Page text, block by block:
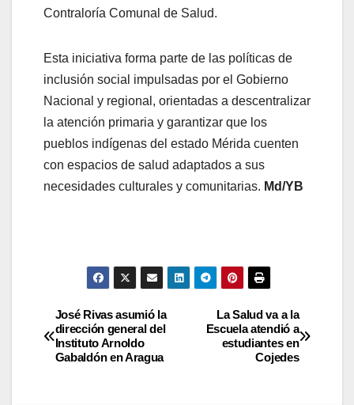
Contraloría Comunal de Salud.
Esta iniciativa forma parte de las políticas de
inclusión social impulsadas por el Gobierno
Nacional y regional, orientadas a descentralizar
la atención primaria y garantizar que los
pueblos indígenas del estado Mérida cuenten
con espacios de salud adaptados a sus
necesidades culturales y comunitarias. Md/YB
La Salud va a la
Escuela atendió a
estudiantes en
Cojedes
José Rivas asumió la
dirección general del
Instituto Arnoldo
Gabaldón en Aragua